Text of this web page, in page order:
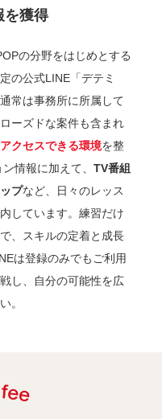
を獲得
の分野をはじめとする
の公式LINE「デテミ
常は事務所に所属して
ーズドな案件も含まれ
クセスできる環境を整
情報に加えて、TV番組
プなど、日々のレッス
しています。練習だけ
、スキルの定着と成長
は登録のみでもご利用
し、自分の可能性を広
。